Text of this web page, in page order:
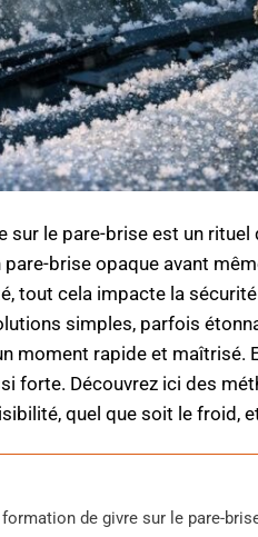
sur le pare-brise est un
brise opaque avant
tout cela impacte la
simples, parfois
moment rapide et maîtrisé.
forte. Découvrez ici des
quel que soit le froid,
de givre sur le pare-